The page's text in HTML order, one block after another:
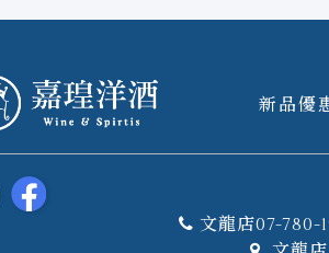
新品優
文龍店07-780-